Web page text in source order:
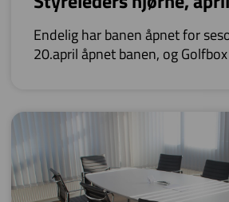
Endelig har banen åpnet for
20.april åpnet banen, og